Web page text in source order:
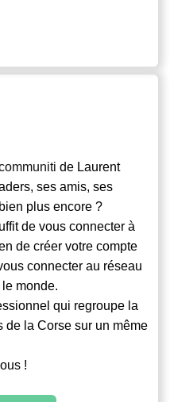
de Laurent
ses amis, ses
plus encore ?
de vous connecter à
de créer votre compte
connecter au réseau
monde.
qui regroupe la
de la Corse sur un même
!